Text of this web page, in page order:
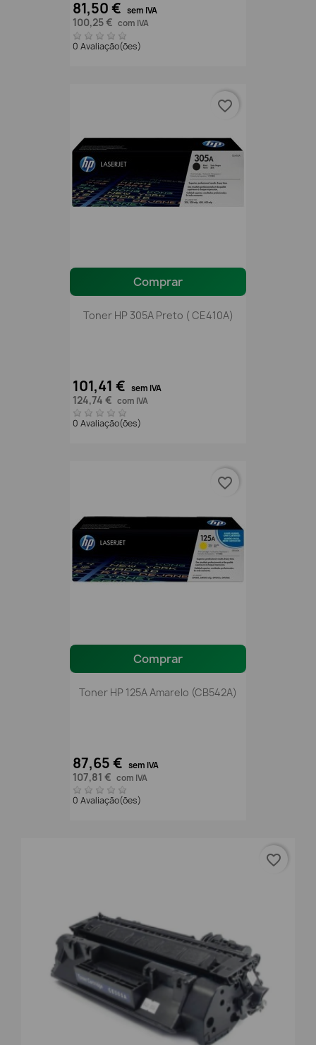
81,50 € sem IVA
100,25 € com IVA
0 Avaliação(ões)
Comprar
Toner HP 305A Preto ( CE410A)
101,41 € sem IVA
124,74 € com IVA
0 Avaliação(ões)
favorite_border
Comprar
Toner HP 125A Amarelo (CB542A)
87,65 € sem IVA
107,81 € com IVA
0 Avaliação(ões)
favorite_border
favorite_border